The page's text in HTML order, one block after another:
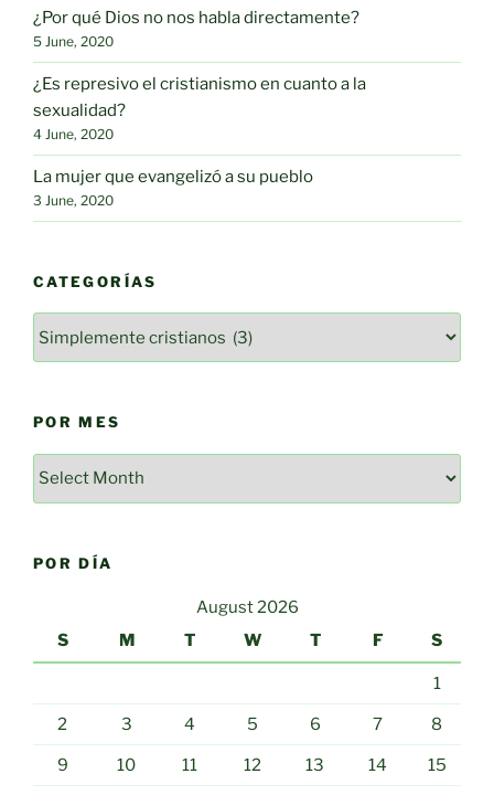
¿Por qué Dios no nos habla directamente?
5 June, 2020
¿Es represivo el cristianismo en cuanto a la
sexualidad?
4 June, 2020
La mujer que evangelizó a su pueblo
3 June, 2020
CATEGORÍAS
POR MES
POR DÍA
August 2026
S
M T W T F S
1
2 3 4 5 6 7 8
9 10 11 12 13 14 15